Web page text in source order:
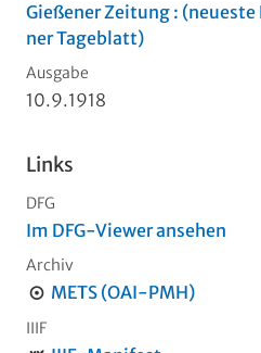
Gießener Zeitung :
ner Tageblatt)
Ausgabe
10.9.1918
Links
DFG
Im DFG-Viewer ansehen
Archiv
METS (OAI-PMH)
IIIF